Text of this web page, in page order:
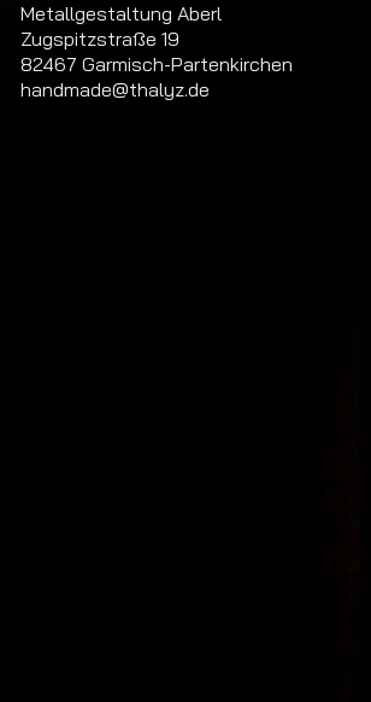
Metallgestaltung Aberl
Zugspitzstraße 19
82467 Garmisch-Partenkirchen
handmade@thalyz.de